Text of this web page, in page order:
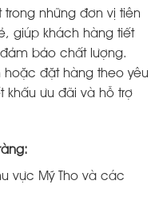
trong những đơn vị tiên
giúp khách hàng tiết
bảo chất lượng.
đặt hàng theo yêu
ưu đãi và hỗ trợ
vực Mỹ Tho và các